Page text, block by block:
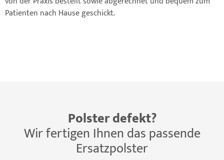
Patienten nach Hause geschickt.
Polster defekt?
Wir fertigen Ihnen das passende
Ersatzpolster